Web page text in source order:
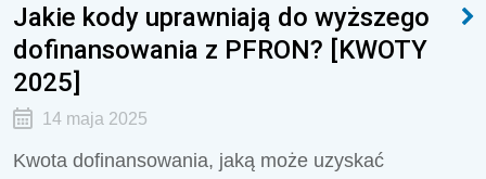
Jakie kody uprawniają do wyższego
dofinansowania z PFRON? [KWOTY
2025]
14 maja 2025
Kwota dofinansowania, jaką może uzyskać